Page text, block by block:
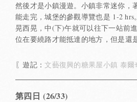
然後才是小鎮漫遊。小鎮非常迷你，
能走完，城堡的參觀導覽也是 1-2
晃西晃，中(下)午就可以往下一站前
位在要繞路才能抵達的地方，但是還
〖遊記： 文藝復興的糖果屋小鎮 泰爾
第四日 (26/33)